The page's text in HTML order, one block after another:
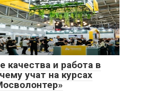
0
качества и работа в
учат на курсах